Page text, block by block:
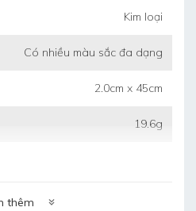
khi chưa sử dụng mà
nơi khô ráo, thoáng
Kim loại
Có nhiều màu sắc đa dạng
2.0cm x 45cm
19.6g
thêm